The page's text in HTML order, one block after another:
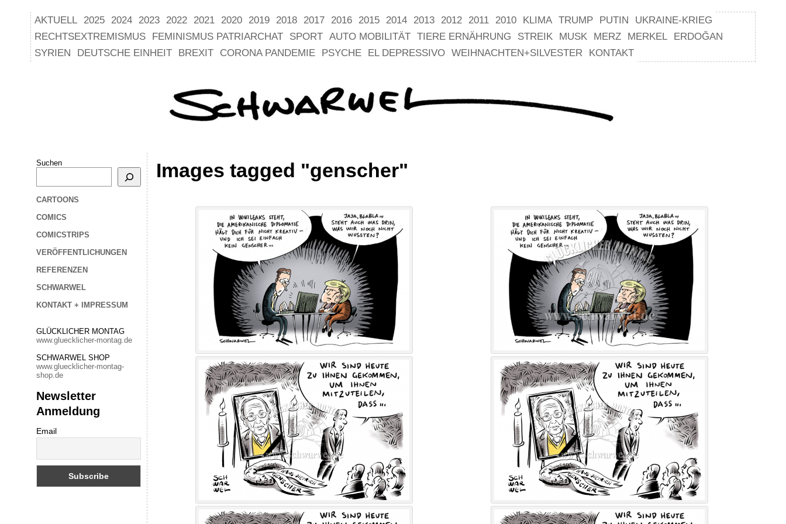
AKTUELL 2025 2024 2023 2022 2021 2020 2019 2018 2017 2016 2015 2014 2013 2012 2011 2010 KLIMA TRUMP PUTIN
UKRAINE-KRIEG
RECHTSEXTREMISMUS
FEMINISMUS PATRIARCHAT SPORT AUTO MOBILITÄT TIERE ERNÄHRUNG STREIK MUSK MERZ MERKEL
ERDOĞAN
SYRIEN
DEUTSCHE EINHEIT BREXIT CORONA PANDEMIE PSYCHE EL DEPRESSIVO WEIHNACHTEN+SILVESTER KONTAKT
Suchen
CARTOONS
COMICS
COMICSTRIPS
VERÖFFENTLICHUNGEN
REFERENZEN
SCHWARWEL
KONTAKT + IMPRESSUM
GLÜCKLICHER MONTAG
www.gluecklicher-montag.de
SCHWARWEL SHOP
www.gluecklicher-montag-
shop.de
Newsletter
Anmeldung
Email
Images tagged "genscher"